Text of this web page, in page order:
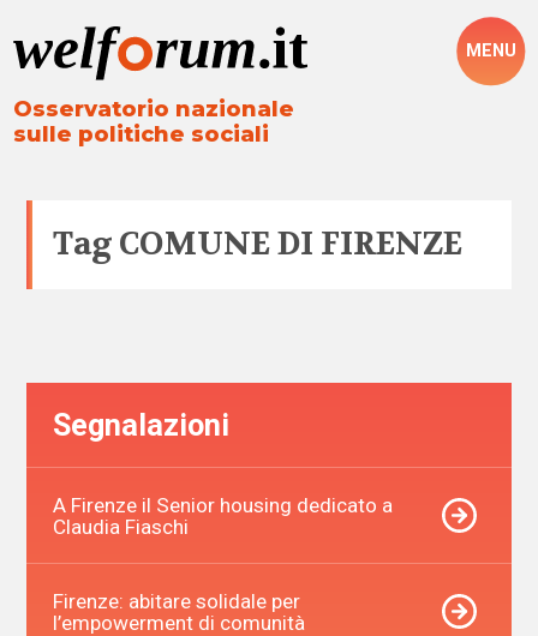
Osservatorio nazionale
sulle politiche sociali
MENU
Tag COMUNE DI FIRENZE
Segnalazioni
A Firenze il Senior housing dedicato a
Claudia Fiaschi
Firenze: abitare solidale per
l’empowerment di comunità